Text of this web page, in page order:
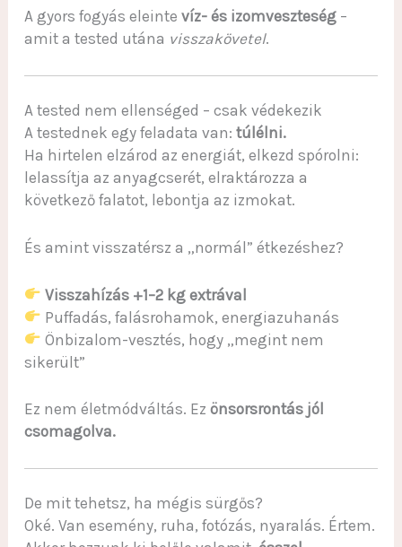
A gyors fogyás eleinte víz- és izomveszteség–
amit a tested utána visszakövetel.
A tested nem ellenséged – csak védekezik
A testednek egy feladata van: túlélni.
Ha hirtelen elzárod az energiát, elkezd spórolni:
lelassítja az anyagcserét, elraktározza a
következő falatot, lebontja az izmokat.
És amint visszatérsz a „normál” étkezéshez?
Visszahízás +1–2 kg extrával
Puffadás, falásrohamok, energiazuhanás
Önbizalom-vesztés, hogy „megint nem
sikerült”
Ez nem életmódváltás. Ez önsorsrontás jól
csomagolva.
De mit tehetsz, ha mégis sürgős?
Oké. Van esemény, ruha, fotózás, nyaralás. Értem.